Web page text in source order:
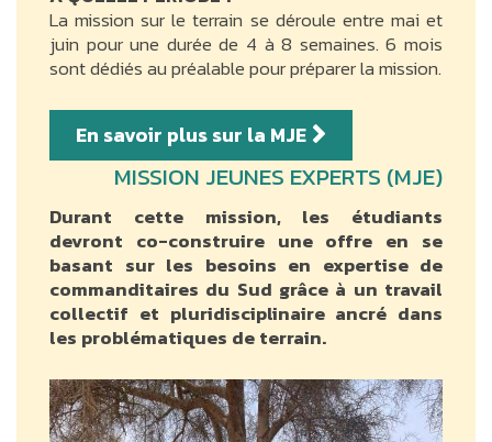
La mission sur le terrain se déroule entre mai et
juin pour une durée de 4 à 8 semaines. 6 mois
sont dédiés au préalable pour préparer la mission.
En savoir plus sur la MJE
MISSION JEUNES EXPERTS (MJE)
Durant cette mission, les étudiants
devront co-construire une offre en se
basant sur les besoins en expertise de
commanditaires du Sud grâce à un travail
collectif et pluridisciplinaire ancré dans
les problématiques de terrain.